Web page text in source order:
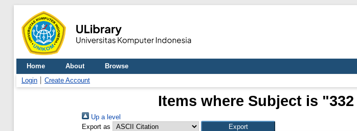
Home About
Browse
Login
Create Account
Items where Subject is
Up a level
Export as